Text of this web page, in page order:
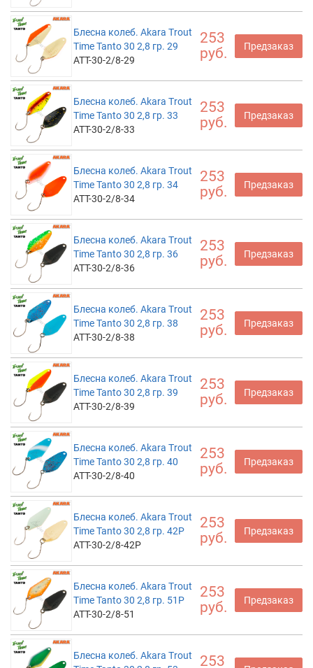
Блесна колеб. Akara Trout
Time Tanto 30 2,8 гр. 29
ATT-30-2/8-29
253
руб.
Предзаказ
Блесна колеб. Akara Trout
Time Tanto 30 2,8 гр. 33
ATT-30-2/8-33
253
руб.
Предзаказ
Блесна колеб. Akara Trout
Time Tanto 30 2,8 гр. 34
ATT-30-2/8-34
253
руб.
Предзаказ
Блесна колеб. Akara Trout
Time Tanto 30 2,8 гр. 36
ATT-30-2/8-36
253
руб.
Предзаказ
Блесна колеб. Akara Trout
Time Tanto 30 2,8 гр. 38
ATT-30-2/8-38
253
руб.
Предзаказ
Блесна колеб. Akara Trout
Time Tanto 30 2,8 гр. 39
ATT-30-2/8-39
253
руб.
Предзаказ
Блесна колеб. Akara Trout
Time Tanto 30 2,8 гр. 40
ATT-30-2/8-40
253
руб.
Предзаказ
Блесна колеб. Akara Trout
Time Tanto 30 2,8 гр. 42P
ATT-30-2/8-42P
253
руб.
Предзаказ
Блесна колеб. Akara Trout
Time Tanto 30 2,8 гр. 51P
ATT-30-2/8-51
253
руб.
Предзаказ
Блесна колеб. Akara Trout
253